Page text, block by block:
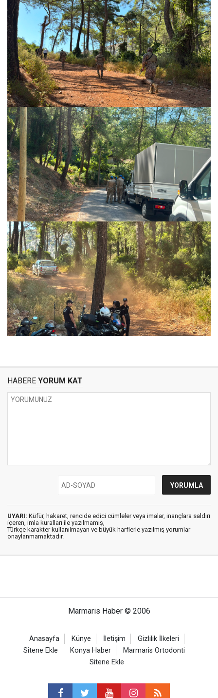
HABERE YORUM KAT
UYARI: Küfür, hakaret, rencide edici cümleler veya imalar, inançlara saldırı
içeren, imla kuralları ile yazılmamış,
Türkçe karakter kullanılmayan ve büyük harflerle yazılmış yorumlar
onaylanmamaktadır.
Marmaris Haber © 2006
Anasayfa Künye İletişim
Gizlilik İlkeleri
Sitene Ekle
Konya Haber
Marmaris Ortodonti
Sitene Ekle